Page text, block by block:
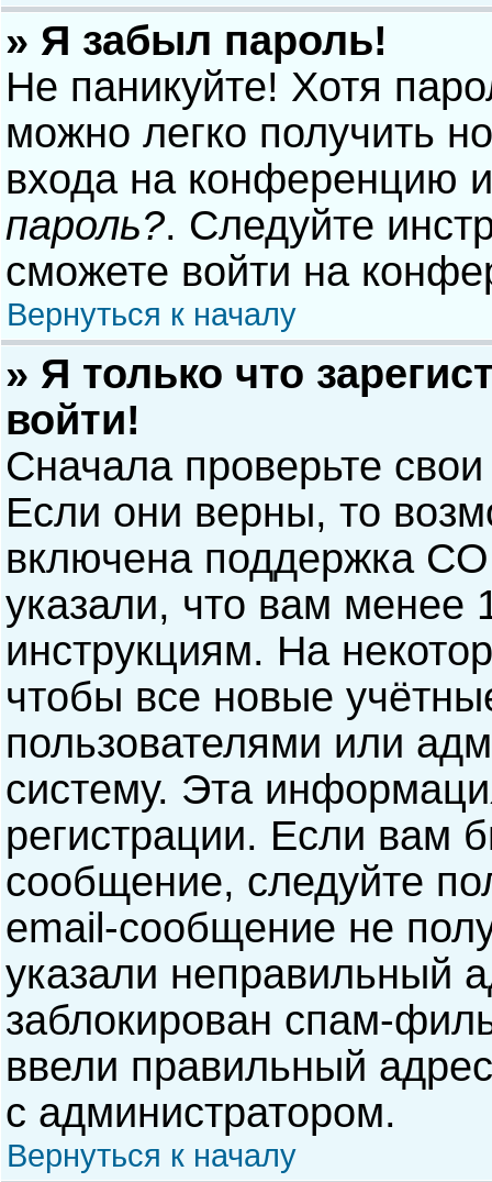
» Я забыл пароль!
Не паникуйте! Хотя
можно легко получить
входа на конференцию
пароль?. Следуйте
сможете войти на
Вернуться к началу
» Я только что
войти!
Сначала проверьте
Если они верны, то
включена поддержка
указали, что вам менее
инструкциям. На
чтобы все новые
пользователями или
систему. Эта
регистрации. Если вам
сообщение, следуйте
email-сообщение не
указали неправильный
заблокирован спам-
ввели правильный
с администратором.
Вернуться к началу